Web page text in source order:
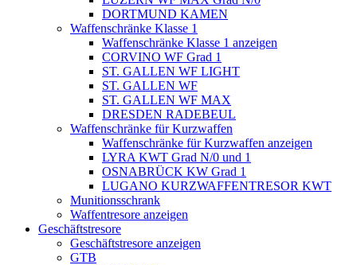
DORTMUND KAMEN
Waffenschränke Klasse 1
Waffenschränke Klasse 1 anzeigen
CORVINO WF Grad 1
ST. GALLEN WF LIGHT
ST. GALLEN WF
ST. GALLEN WF MAX
DRESDEN RADEBEUL
Waffenschränke für Kurzwaffen
Waffenschränke für Kurzwaffen anzeigen
LYRA KWT Grad N/0 und 1
OSNABRÜCK KW Grad 1
LUGANO KURZWAFFENTRESOR KWT
Munitionsschrank
Waffentresore anzeigen
Geschäftstresore
Geschäftstresore anzeigen
GTB